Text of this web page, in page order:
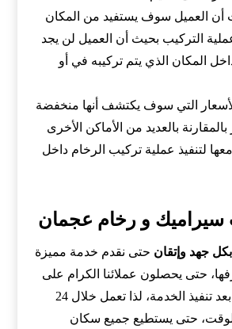
أن العميل سوف يستفيد من المكان
التركيب بحيث أن العميل لن يجد
المكان الذي يتم تركيبه في أو
التي سوف يكتشف أنها منخفضة
بالمقارنة بالعديد من الأماكن الأخرى
لتنفيذ عملية تركيب الرخام داخل
سيراميك و رخام عجمان
جهد وإتقان حتى نقدم خدمة مميزة
حتى يحصلون عملائنا الكرام على
الرضا التام بعد تنفيذ الخدمة، لذا تعمل خلال 24
حتى يستطيع جميع سكان